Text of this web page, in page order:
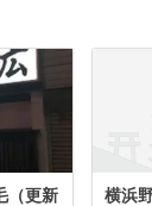
（更新
横浜